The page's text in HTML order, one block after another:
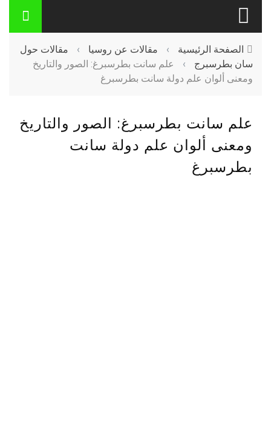
الصفحة الرئيسية › مقالات عن روسيا ›
مقالات حول
سان بطرسبرج
›
علم سانت بطرسبرغ: الصور والتاريخ
ومعنى ألوان علم دولة سانت بطرسبرغ
علم سانت بطرسبرغ: الصور والتاريخ
ومعنى ألوان علم دولة سانت
بطرسبرغ